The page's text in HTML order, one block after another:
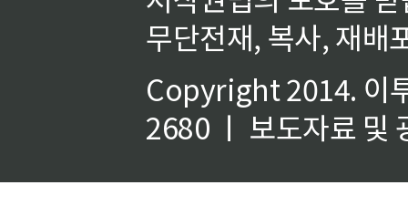
무단전재, 복사, 재배
Copyright 2014. 이
2680 ㅣ 보도자료